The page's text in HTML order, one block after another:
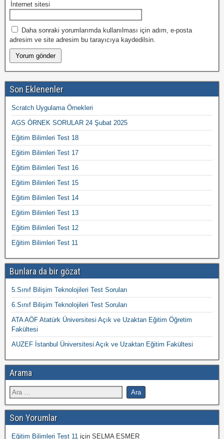
İnternet sitesi
Daha sonraki yorumlarımda kullanılması için adım, e-posta
adresim ve site adresim bu tarayıcıya kaydedilsin.
Son Eklenenler
Scratch Uygulama Örnekleri
AGS ÖRNEK SORULAR 24 Şubat 2025
Eğitim Bilimleri Test 18
Eğitim Bilimleri Test 17
Eğitim Bilimleri Test 16
Eğitim Bilimleri Test 15
Eğitim Bilimleri Test 14
Eğitim Bilimleri Test 13
Eğitim Bilimleri Test 12
Eğitim Bilimleri Test 11
Bunlara da bir gözat
5.Sınıf Bilişim Teknolojileri Test Soruları
6.Sınıf Bilişim Teknolojileri Test Soruları
ATA AÖF Atatürk Üniversitesi Açık ve Uzaktan Eğitim Öğretim
Fakültesi
AUZEF İstanbul Üniversitesi Açık ve Uzaktan Eğitim Fakültesi
Arama
Son Yorumlar
Eğitim Bilimleri Test 11 için SELMA ESMER